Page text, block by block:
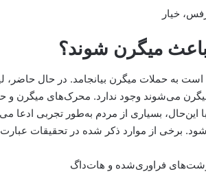
خیار
میگرن شوند؟
به حملات میگرن بیانجامد. در حال حاضر،
میگرن می‌شوند وجود ندارد. محرک‌های میگرن
بسیاری از مردم به‌طور تجربی ادعا
برخی از موارد ذکر شده در تحقیقات
فراوری‌شده و هات‌داگ